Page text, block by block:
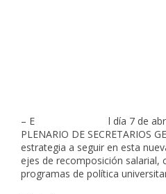
– E
l día 7 de
PLENARIO DE SECRETARIOS
estrategia a seguir en esta
ejes de recomposición salarial,
programas de política